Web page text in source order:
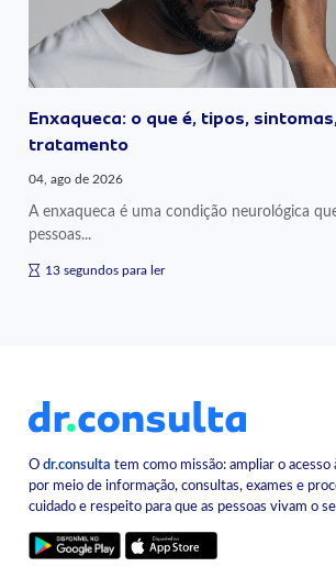
Enxaqueca: o que é, tipos,
tratamento
04, ago de 2026
A enxaqueca é uma condição neurológica
pessoas...
13 segundos para ler
Odr.consulta tem como missão: ampliar o acesso
por meio de informação, consultas, exames e
cuidado e respeito para que as pessoas vivam o